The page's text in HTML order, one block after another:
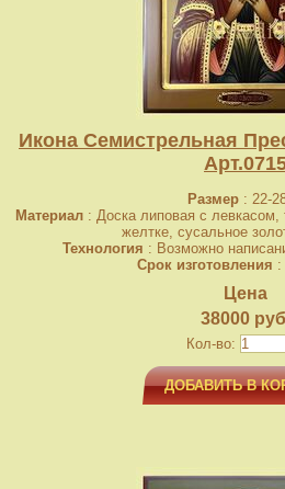
Икона Семистрельная
Размер: 22-
Материал: Доска липовая с левкасом,
желтке, сусальное
Технология : Возможно
Срок изготовления :
Цена
38000
Кол-во:
ДОБАВИТЬ В